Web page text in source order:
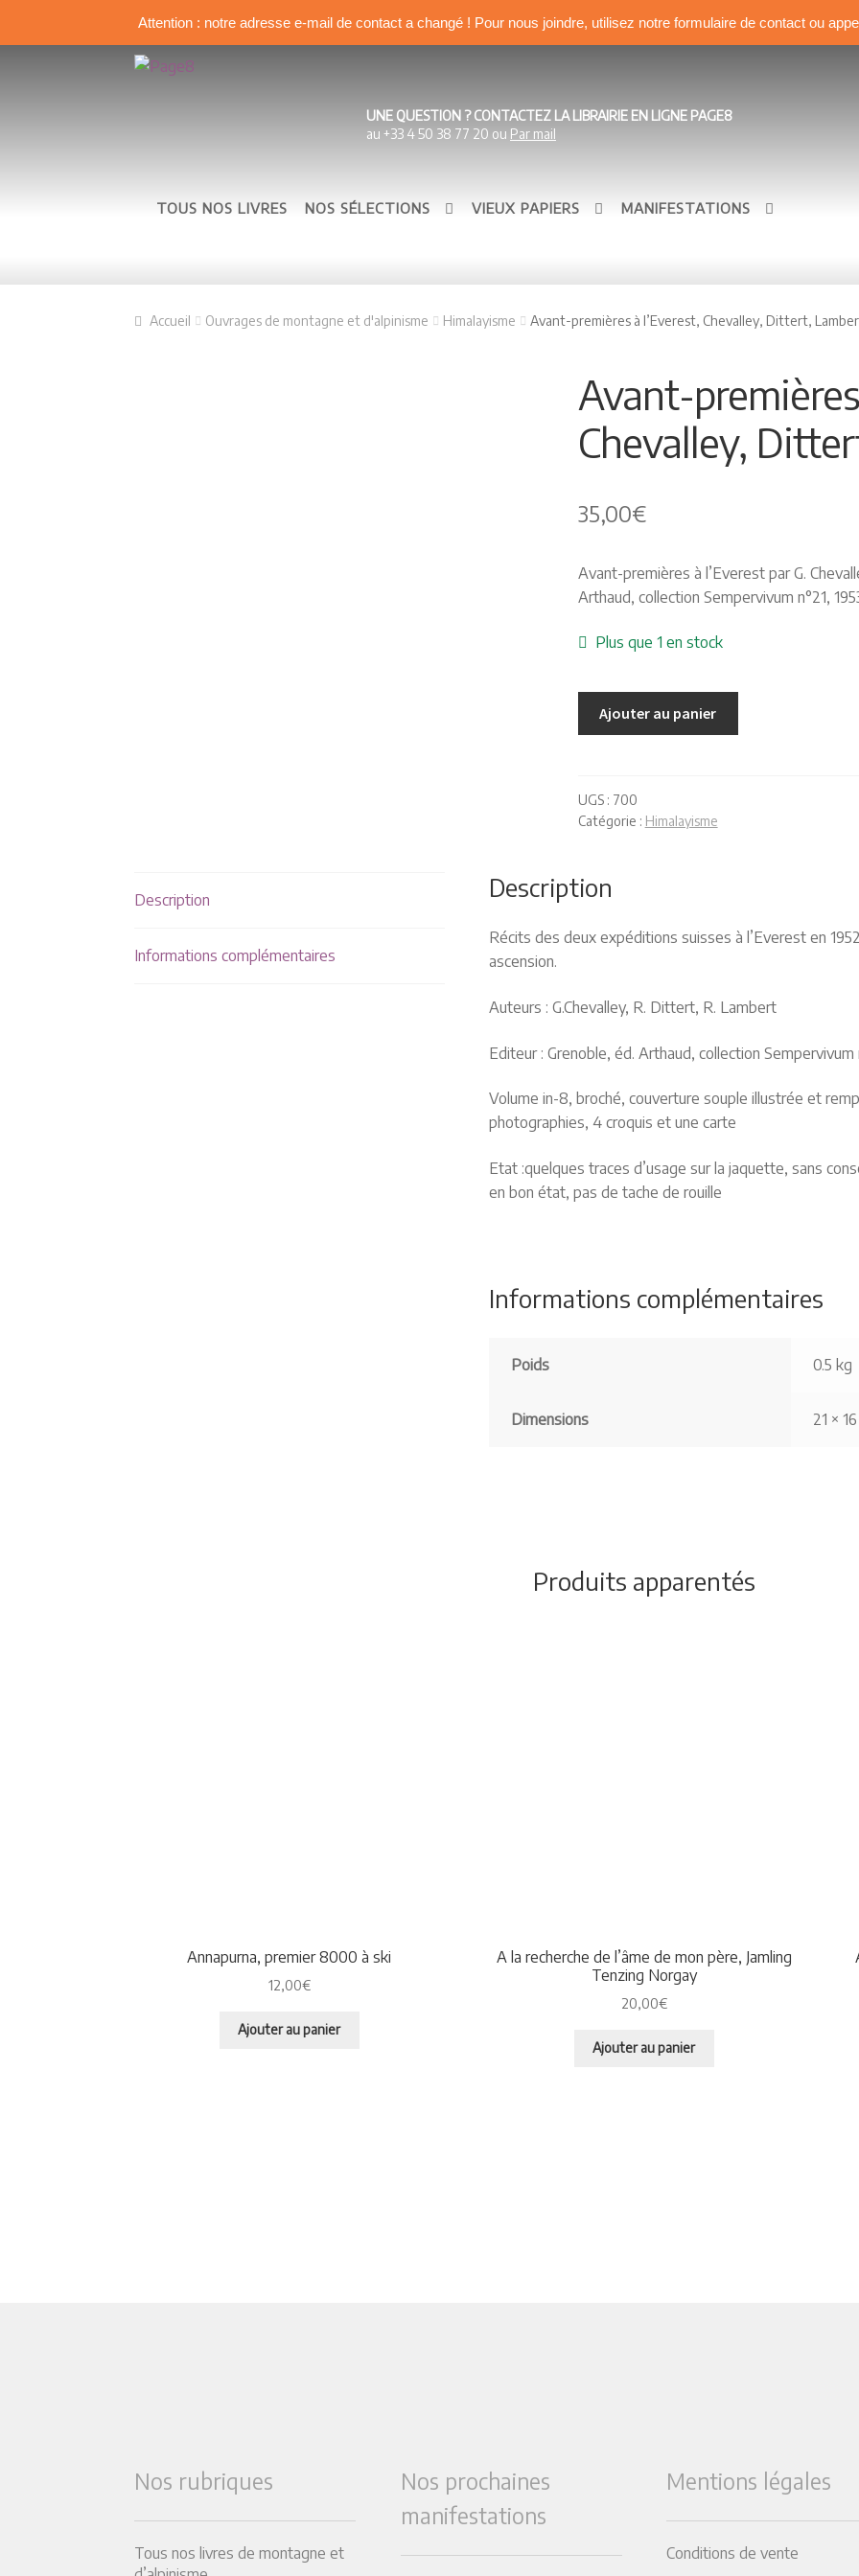
Attention : notre adresse e-mail de contact a changé ! Pour nous joindre, utilisez notre formulaire de contact ou
Aller à la navigation
Aller au contenu
UNE QUESTION ? CONTACTEZ LA LIBRAIRIE EN LIGNE PAGE8
au +33 4 50 38 77 20 ou Par mail
TOUS NOS LIVRES NOS SÉLECTIONS VIEUX PAPIERS MANIFESTATIONS
Accueil Ouvrages de montagne et d'alpinisme Himalayisme Avant-premières à l’Everest, Chevalley, Dittert,
Avant-
Chevalley,
35,00€
Avant-premières à l’Everest par G.
Arthaud, collection Sempervivum n°21,
Plus que 1 en stock
Ajouter au panier
UGS : 700
Catégorie : Himalayisme
Description
Informations complémentaires
Description
Récits des deux expéditions suisses à l’Everest en
ascension.
Auteurs : G.Chevalley, R. Dittert, R. Lambert
Editeur : Grenoble, éd. Arthaud, collection Sempervivum
Volume in-8, broché, couverture souple illustrée et
photographies, 4 croquis et une carte
Etat :quelques traces d’usage sur la jaquette, sans
en bon état, pas de tache de rouille
Informations complémentaires
Poids 0.5 kg
Dimensions 21 ×
Produits apparentés
Annapurna, premier 8000 à ski
12,00€
Ajouter au panier
A la recherche de l’âme de mon père, Jamling
Tenzing Norgay
20,00€
Ajouter au panier
Nos rubriques
Tous nos livres de montagne et
Nos prochaines
manifestations
Mentions légales
Conditions de vente